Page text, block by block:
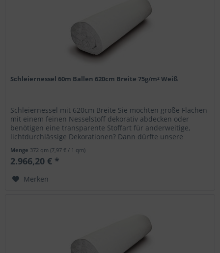
Schleiernessel 60m Ballen 620cm Breite 75g/m² Weiß
Schleiernessel mit 620cm Breite Sie möchten große Flächen
mit einem feinen Nesselstoff dekorativ abdecken oder
benötigen eine transparente Stoffart für anderweitige,
lichtdurchlässige Dekorationen? Dann dürfte unsere
Menge 372 qm(7,97 € / 1 qm)
2.966,20 € *
Merken